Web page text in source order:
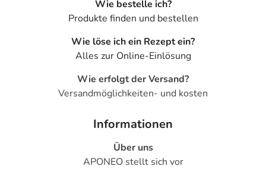
Wie bestelle ich?
Produkte finden und bestellen
Wie löse ich ein Rezept ein?
Alles zur Online-Einlösung
Wie erfolgt der Versand?
Versandmöglichkeiten- und kosten
Informationen
Über uns
APONEO stellt sich vor